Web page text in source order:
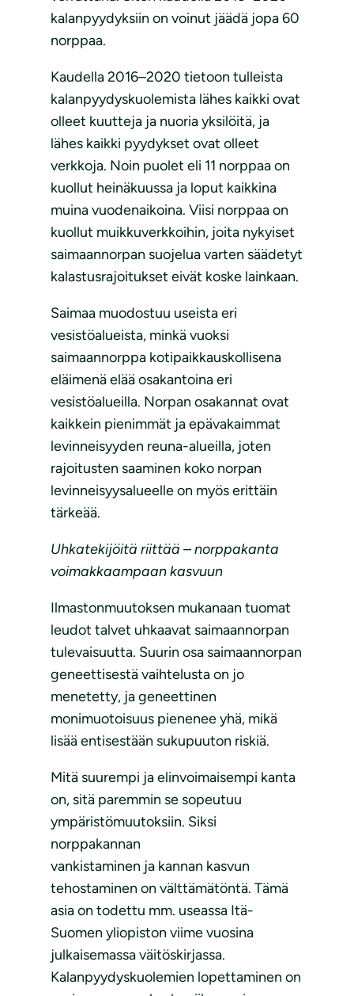
kalanpyydyksiin on voinut jäädä jopa 60
norppaa.
Kaudella 2016–2020 tietoon tulleista
kalanpyydyskuolemista lähes kaikki ovat
olleet kuutteja ja nuoria yksilöitä, ja
lähes kaikki pyydykset ovat olleet
verkkoja. Noin puolet eli 11 norppaa on
kuollut heinäkuussa ja loput kaikkina
muina vuodenaikoina. Viisi norppaa on
kuollut muikkuverkkoihin, joita nykyiset
saimaannorpan suojelua varten säädetyt
kalastusrajoitukset eivät koske lainkaan.
Saimaa muodostuu useista eri
vesistöalueista, minkä vuoksi
saimaannorppa kotipaikkauskollisena
eläimenä elää osakantoina eri
vesistöalueilla. Norpan osakannat ovat
kaikkein pienimmät ja epävakaimmat
levinneisyyden reuna-alueilla, joten
rajoitusten saaminen koko norpan
levinneisyysalueelle on myös erittäin
tärkeää.
Uhkatekijöitä riittää – norppakanta
voimakkaampaan kasvuun
Ilmastonmuutoksen mukanaan tuomat
leudot talvet uhkaavat saimaannorpan
tulevaisuutta. Suurin osa saimaannorpan
geneettisestä vaihtelusta on jo
menetetty, ja geneettinen
monimuotoisuus pienenee yhä, mikä
lisää entisestään sukupuuton riskiä.
Mitä suurempi ja elinvoimaisempi kanta
on, sitä paremmin se sopeutuu
ympäristömuutoksiin. Siksi
norppakannan
vankistaminen ja kannan kasvun
tehostaminen on välttämätöntä. Tämä
asia on todettu mm. useassa Itä-
Suomen yliopiston viime vuosina
julkaisemassa väitöskirjassa.
Kalanpyydyskuolemien lopettaminen on